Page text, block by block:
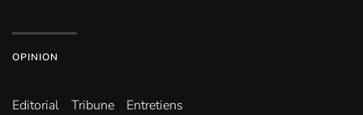
OPINION
Editorial Tribune Entretiens